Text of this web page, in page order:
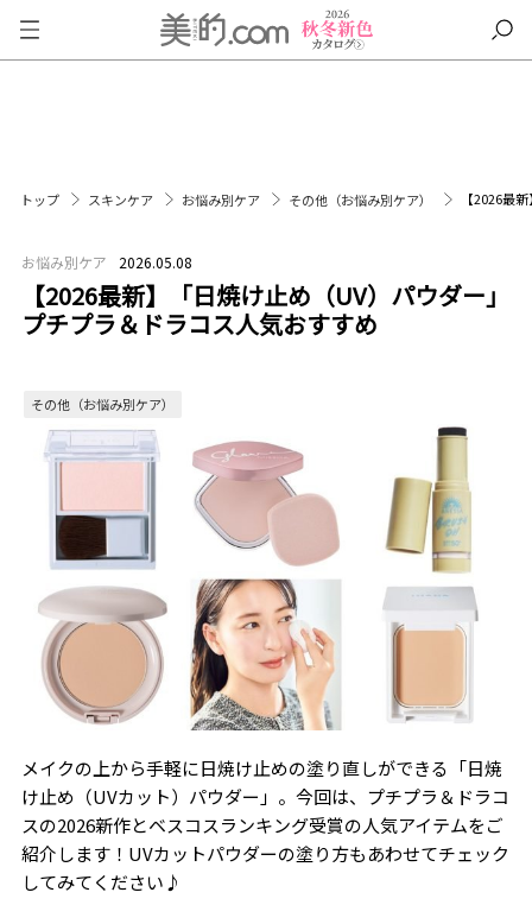
トップ スキンケア お悩み別ケア その他（お悩み別ケア） 【2026最
お悩み別ケア 2026.05.08
【2026最新】「日焼け止め（UV）パウダー」
プチプラ＆ドラコス人気おすすめ
その他（お悩み別ケア）
メイクの上から手軽に日焼け止めの塗り直しができる「日焼
け止め（UVカット）パウダー」。今回は、プチプラ＆ドラコ
スの2026新作とベスコスランキング受賞の人気アイテムをご
紹介します！UVカットパウダーの塗り方もあわせてチェック
してみてください♪